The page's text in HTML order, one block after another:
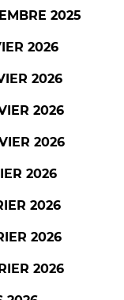
2025
2026
2026
2026
2026
2026
2026
2026
2026